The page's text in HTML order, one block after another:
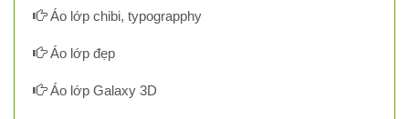
Áo lớp chibi, typograpphy
Áo lớp đẹp
Áo lớp Galaxy 3D